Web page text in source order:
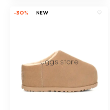
-30% NEW